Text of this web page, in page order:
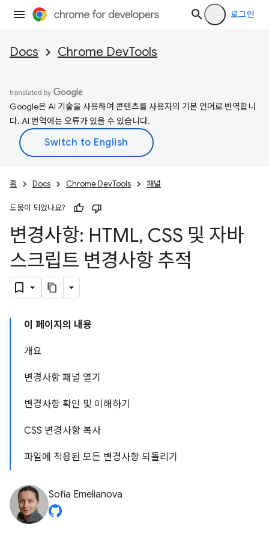
로그인
Docs Chrome DevTools
Google은 AI 기술을 사용하여 콘텐츠를 사용자의 기본 언어로 번역합니
다. AI 번역에는 오류가 있을 수 있습니다.
홈 Docs Chrome DevTools 패널
도움이 되었나요?
변경사항: HTML, CSS 및 자바
스크립트 변경사항 추적
이 페이지의 내용
개요
변경사항 패널 열기
변경사항 확인 및 이해하기
CSS 변경사항 복사
파일에 적용된 모든 변경사항 되돌리기
Sofia Emelianova